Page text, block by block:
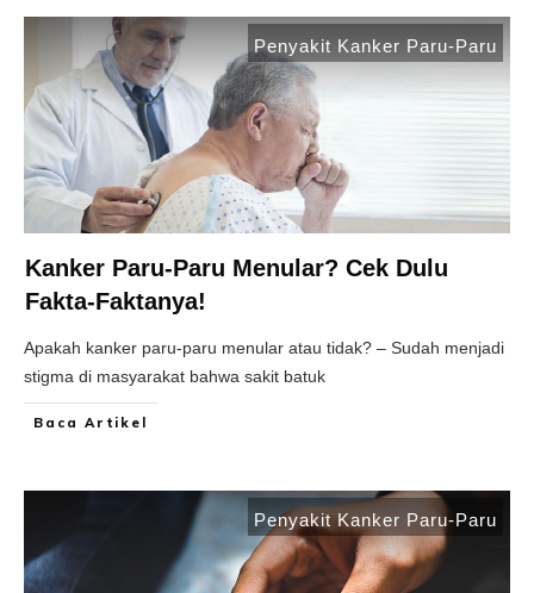
Penyakit Kanker Paru-Paru
Kanker Paru-Paru Menular? Cek Dulu
Fakta-Faktanya!
Apakah kanker paru-paru menular atau tidak? – Sudah menjadi
stigma di masyarakat bahwa sakit batuk
Baca Artikel
Penyakit Kanker Paru-Paru